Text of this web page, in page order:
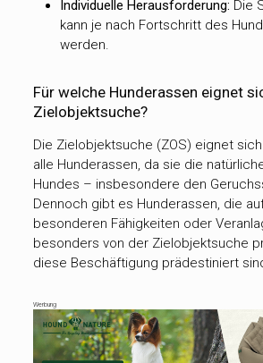
Individuelle Herausforderung: Die
kann je nach Fortschritt des
werden.
Für welche Hunderassen eignet
Zielobjektsuche?
Die Zielobjektsuche (ZOS) eignet
alle Hunderassen, da sie die
Hundes – insbesondere den
Dennoch gibt es Hunderassen, die
besonderen Fähigkeiten oder
besonders von der Zielobjektsuche
diese Beschäftigung prädestiniert
Werbung